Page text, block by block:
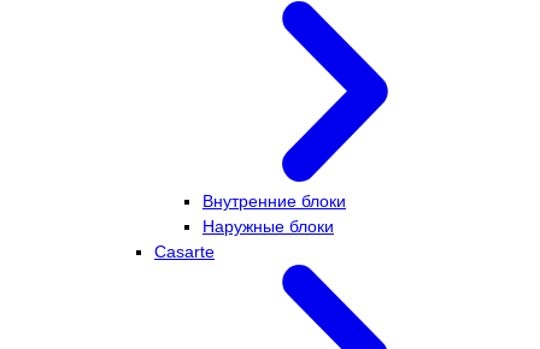
Внутренние блоки
Наружные блоки
Casarte